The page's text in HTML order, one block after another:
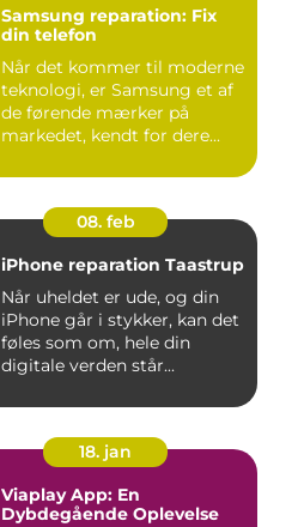
Samsung reparation: Fix
din telefon
Når det kommer til moderne
teknologi, er Samsung et af
de førende mærker på
markedet, kendt for dere...
08. feb
iPhone reparation Taastrup
Når uheldet er ude, og din
iPhone går i stykker, kan det
føles som om, hele din
digitale verden står...
18. jan
Viaplay App: En
Dybdegående Oplevelse